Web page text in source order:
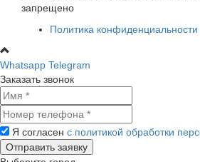
запрещено
Политика конфиденциальности
Whatsapp Telegram
Заказать звонок
Я согласен с политикой обработки